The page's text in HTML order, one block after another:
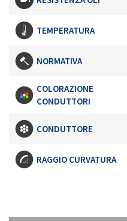
TEMPERATURA
NORMATIVA
COLORAZIONE
CONDUTTORI
CONDUTTORE
RAGGIO CURVATURA